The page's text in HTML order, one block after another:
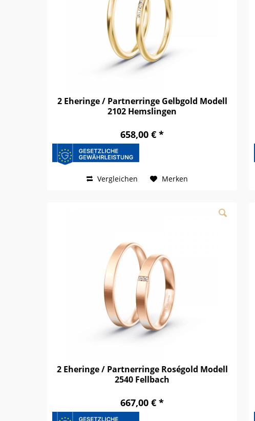
2 Eheringe / Partnerringe Gelbgold Modell
2102 Hemslingen
658,00 € *
Vergleichen Merken
2 Eheringe / Partnerringe Roségold Modell
2540 Fellbach
667,00 € *